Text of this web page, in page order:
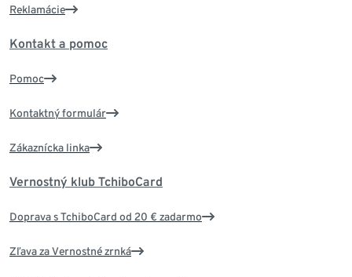
Reklamácie
Kontakt a pomoc
Pomoc
Kontaktný formulár
Zákaznícka linka
Vernostný klub TchiboCard
Doprava s TchiboCard od 20 € zadarmo
Zľava za Vernostné zrnká